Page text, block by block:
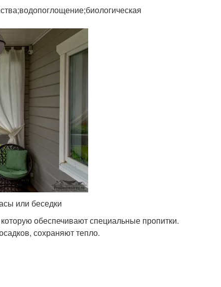
или беседки
обеспечивают специальные пропитки.
сохраняют тепло.